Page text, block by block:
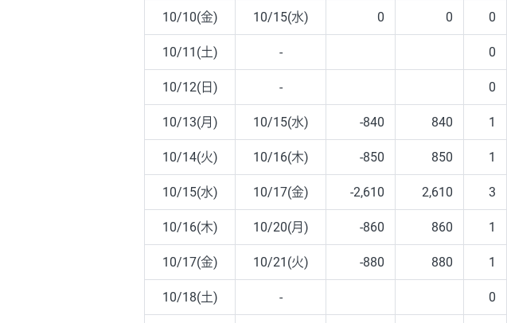
10/10(金) 10/15(水) 0 0 0
10/11(土) - 0
10/12(日) - 0
10/13(月) 10/15(水) -840 840 1
10/14(火) 10/16(木) -850 850 1
10/15(水) 10/17(金) -2,610 2,610 3
10/16(木) 10/20(月) -860 860 1
10/17(金) 10/21(火) -880 880 1
10/18(土) - 0